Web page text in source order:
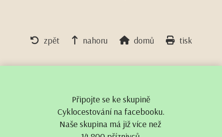
zpět nahoru domů tisk
Připojte se ke skupině
Cyklocestování na facebooku.
Naše skupina má již více než